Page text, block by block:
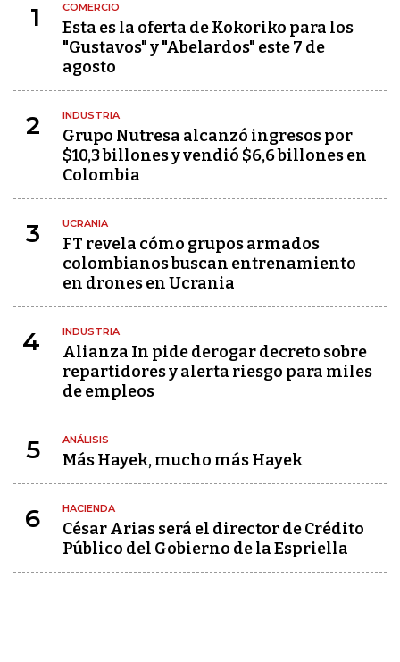
1 COMERCIO
Esta es la oferta de Kokoriko para los
"Gustavos" y "Abelardos" este 7 de
agosto
2 INDUSTRIA
Grupo Nutresa alcanzó ingresos por
$10,3 billones y vendió $6,6 billones en
Colombia
3 UCRANIA
FT revela cómo grupos armados
colombianos buscan entrenamiento
en drones en Ucrania
4 INDUSTRIA
Alianza In pide derogar decreto sobre
repartidores y alerta riesgo para miles
de empleos
5 ANÁLISIS
Más Hayek, mucho más Hayek
6 HACIENDA
César Arias será el director de Crédito
Público del Gobierno de la Espriella